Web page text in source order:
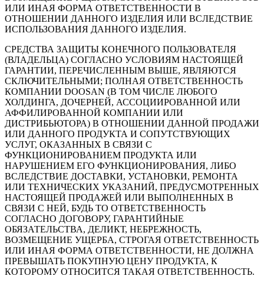
ИЛИ ИНАЯ ФОРМА ОТВЕТСТВЕННОСТИ В
ОТНОШЕНИИ ДАННОГО ИЗДЕЛИЯ ИЛИ ВСЛЕДСТВИЕ
ИСПОЛЬЗОВАНИЯ ДАННОГО ИЗДЕЛИЯ.
СРЕДСТВА ЗАЩИТЫ КОНЕЧНОГО ПОЛЬЗОВАТЕЛЯ
(ВЛАДЕЛЬЦА) СОГЛАСНО УСЛОВИЯМ НАСТОЯЩЕЙ
ГАРАНТИИ, ПЕРЕЧИСЛЕННЫМ ВЫШЕ, ЯВЛЯЮТСЯ
СКЛЮЧИТЕЛЬНЫМИ; ПОЛНАЯ ОТВЕТСТВЕННОСТЬ
КОМПАНИИ DOOSAN (В ТОМ ЧИСЛЕ ЛЮБОГО
ХОЛДИНГА, ДОЧЕРНЕЙ, АССОЦИИРОВАННОЙ ИЛИ
АФФИЛИРОВАННОЙ КОМПАНИИ ИЛИ
ДИСТРИБЬЮТОРА) В ОТНОШЕНИИ ДАННОЙ ПРОДАЖИ
ИЛИ ДАННОГО ПРОДУКТА И СОПУТСТВУЮЩИХ
УСЛУГ, ОКАЗАННЫХ В СВЯЗИ С
ФУНКЦИОНИРОВАНИЕМ ПРОДУКТА ИЛИ
НАРУШЕНИЕМ ЕГО ФУНКЦИОНИРОВАНИЯ, ЛИБО
ВСЛЕДСТВИЕ ДОСТАВКИ, УСТАНОВКИ, РЕМОНТА
ИЛИ ТЕХНИЧЕСКИХ УКАЗАНИЙ, ПРЕДУСМОТРЕННЫХ
НАСТОЯЩЕЙ ПРОДАЖЕЙ ИЛИ ВЫПОЛНЕННЫХ В
СВЯЗИ С НЕЙ, БУДЬ ТО ОТВЕТСТВЕННОСТЬ
СОГЛАСНО ДОГОВОРУ, ГАРАНТИЙНЫЕ
ОБЯЗАТЕЛЬСТВА, ДЕЛИКТ, НЕБРЕЖНОСТЬ,
ВОЗМЕЩЕНИЕ УЩЕРБА, СТРОГАЯ ОТВЕТСТВЕННОСТЬ
ИЛИ ИНАЯ ФОРМА ОТВЕТСТВЕННОСТИ, НЕ ДОЛЖНА
ПРЕВЫШАТЬ ПОКУПНУЮ ЦЕНУ ПРОДУКТА, К
КОТОРОМУ ОТНОСИТСЯ ТАКАЯ ОТВЕТСТВЕННОСТЬ.